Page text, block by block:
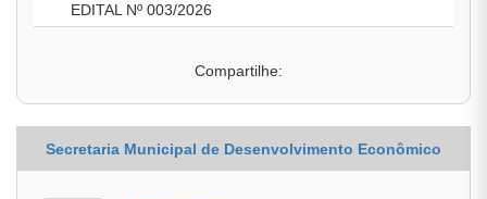
EDITAL Nº 003/2026
Compartilhe:
Secretaria Municipal de Desenvolvimento Econômico